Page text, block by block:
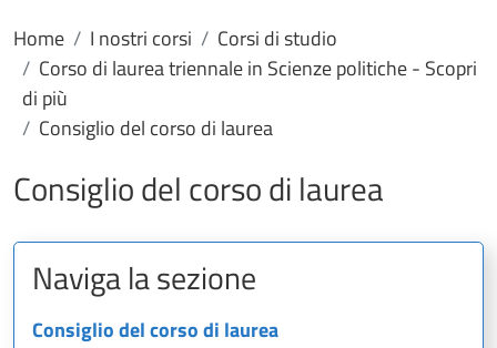
Home I nostri corsi
Corsi di studio
Corso di laurea triennale in Scienze politiche - Scopri
di più
Consiglio del corso di laurea
Consiglio del corso di laurea
Naviga la sezione
Consiglio del corso di laurea